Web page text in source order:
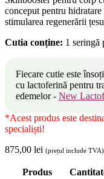
conceput pentru
stimularea regenerării
Cutia conține: 1 seringă
Fiecare cutie este
cu lactoferină pentru
edemelor - New
*Acest produs este
specialiști!
875,00 lei (prețul include TVA)
Produs